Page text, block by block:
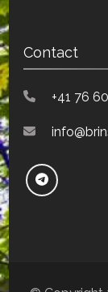
Contact
+41 76